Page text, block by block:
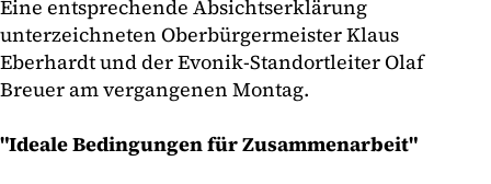
Eine entsprechende Absichtserklärung
unterzeichneten Oberbürgermeister Klaus
Eberhardt und der Evonik-Standortleiter Olaf
Breuer am vergangenen Montag.
"Ideale Bedingungen für Zusammenarbeit"